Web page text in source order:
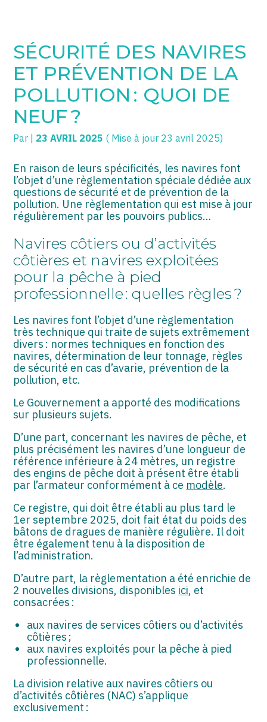
SOGECC – Noisy
SOGECC – République
SOGECC – Turbigo
COMMERÇANTS
GROUPE
SCI / LMNP
PROFESSIONS LIBÉRALES
HOLDING
PARTICULIERS
EXPATRIÉ NON RÉSIDANT
IMPATRIÉ / EXPATRIÉ
ASSOCIATIONS
START-UP
SECTEUR AUDIOVISUEL
Gérer votre quotidien
Piloter votre entreprise
Développer votre entreprise
Construire votre patrimoine
Être prêt pour la facturation
électronique
SÉCURITÉ DES NAVIRES
ET PRÉVENTION DE LA
POLLUTION : QUOI DE
NEUF ?
Par 23 AVRIL 2025 ( Mise à jour 23 avril 2025)
En raison de leurs spécificités, les navires font
l’objet d’une règlementation spéciale dédiée aux
questions de sécurité et de prévention de la
pollution. Une règlementation qui est mise à jour
régulièrement par les pouvoirs publics…
Navires côtiers ou d’activités
côtières et navires exploitées
pour la pêche à pied
professionnelle : quelles règles ?
Les navires font l’objet d’une règlementation
très technique qui traite de sujets extrêmement
divers : normes techniques en fonction des
navires, détermination de leur tonnage, règles
de sécurité en cas d’avarie, prévention de la
pollution, etc.
Le Gouvernement a apporté des modifications
sur plusieurs sujets.
D’une part, concernant les navires de pêche, et
plus précisément les navires d’une longueur de
référence inférieure à 24 mètres, un registre
des engins de pêche doit à présent être établi
par l’armateur conformément à ce modèle.
Ce registre, qui doit être établi au plus tard le
1er septembre 2025, doit fait état du poids des
bâtons de dragues de manière régulière. Il doit
être également tenu à la disposition de
l’administration.
D’autre part, la règlementation a été enrichie de
2 nouvelles divisions, disponibles ici, et
consacrées :
aux navires de services côtiers ou d’activités
côtières ;
aux navires exploités pour la pêche à pied
professionnelle.
La division relative aux navires côtiers ou
d’activités côtières (NAC) s’applique
exclusivement :